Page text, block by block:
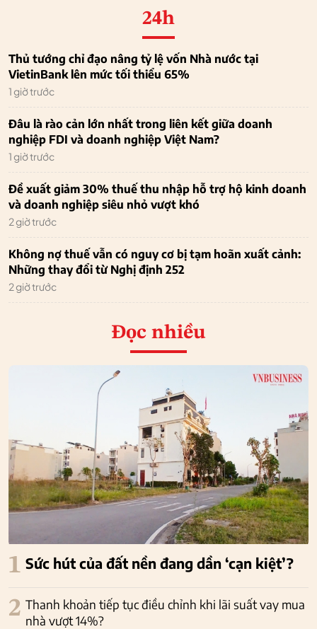
24h
Thủ tướng chỉ đạo nâng tỷ lệ vốn Nhà nước tại
VietinBank lên mức tối thiểu 65%
1 giờ trước
Đâu là rào cản lớn nhất trong liên kết giữa doanh
nghiệp FDI và doanh nghiệp Việt Nam?
1 giờ trước
Đề xuất giảm 30% thuế thu nhập hỗ trợ hộ kinh doanh
và doanh nghiệp siêu nhỏ vượt khó
2 giờ trước
Không nợ thuế vẫn có nguy cơ bị tạm hoãn xuất cảnh:
Những thay đổi từ Nghị định 252
2 giờ trước
Đọc nhiều
1 Sức hút của đất nền đang dần ‘cạn kiệt’?
2 Thanh khoản tiếp tục điều chỉnh khi lãi suất vay mua
nhà vượt 14%?